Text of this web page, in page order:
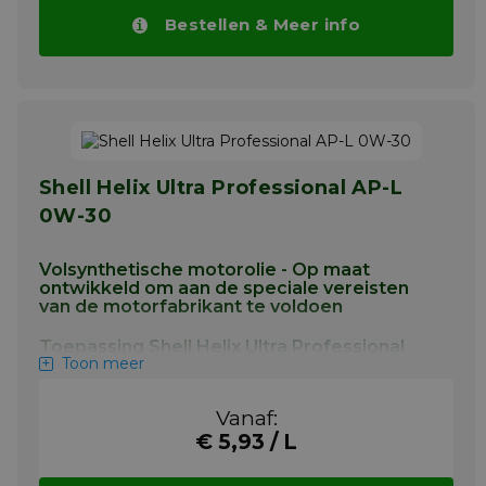
Volsynthetische motorolie - ontwikkeld om
aan de specifieke eisen van de
motorfabrikant te voldoen.
Belangrijkste toepassingen van
Shell Helix
Ultra Professional AG 5W-30
30 voor benzine- en dieselmotoren is
goedgekeurd volgens de strenge
technische General Motors motorolie
specificatie GMW16177(dexos2). Het is
Bestellen & Meer info
Shell Helix Ultra Professional AP-L
0W-30
Volsynthetische motorolie - Op maat
ontwikkeld om aan de speciale vereisten
van de motorfabrikant te voldoen
Toepassing Shell Helix Ultra Professional
AP-L 0W-30
Shell Helix Ultra Professional AP-L 0W-30
voor benzine- en dieselmotoren voldoet aan
de technisch uitdagende Peugeot B71 2312
Toon meer
Vanaf:
€ 5,93 / L